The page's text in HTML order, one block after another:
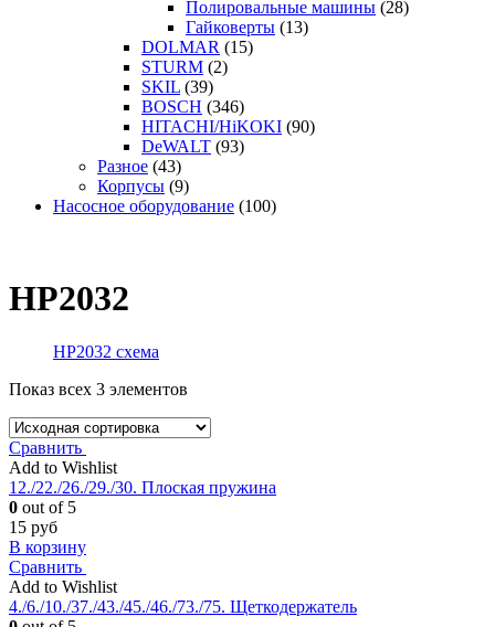
Полировальные машины (28)
Гайковерты (13)
DOLMAR (15)
STURM (2)
SKIL (39)
BOSCH (346)
HITACHI/HiKOKI (90)
DeWALT (93)
Разное (43)
Корпусы (9)
Насосное оборудование (100)
HP2032
HP2032 схема
Показ всех 3 элементов
Сравнить
Add to Wishlist
12./22./26./29./30. Плоская пружина
0 out of 5
15 руб
В корзину
Сравнить
Add to Wishlist
4./6./10./37./43./45./46./73./75. Щеткодержатель